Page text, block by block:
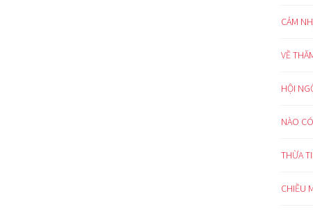
CẢM
VỀ
HỘI
NÀO
THỪA
CHIỀU